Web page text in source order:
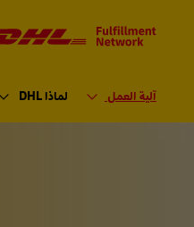
الإنتقال
الابتدائي
آلية العمل لماذا DHL